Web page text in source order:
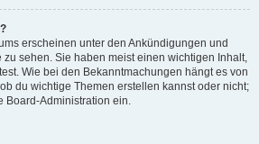
erscheinen unter den Ankündigungen und
zu sehen. Sie haben meist einen wichtigen Inhalt,
Wie bei den Bekanntmachungen hängt es von
du wichtige Themen erstellen kannst oder nicht;
Board-Administration ein.